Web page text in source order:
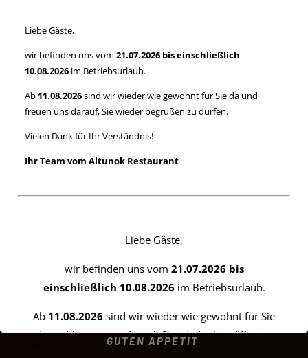
Impressum
Allgemeinen
Geschäftsbedingungen
Datenschutzerklärung
Plattform der EU-Kommission zur Online-Streitbeilegung
Mit 11:00 – 22:00
Son 13:00 – 22:00
GUTEN APPETIT
Liebe Gäste,
wir befinden uns vom 21.07.2026 bis einschließlich
10.08.2026 im Betriebsurlaub.
Ab 11.08.2026sind wir wieder wie gewohnt für Sie da und
freuen uns darauf, Sie wieder begrüßen zu dürfen.
Vielen Dank für Ihr Verständnis!
Ihr Team vom Altunok Restaurant
Liebe Gäste,
wir befinden uns vom 21.07.2026 bis
einschließlich 10.08.2026 im Betriebsurlaub.
Ab 11.08.2026 sind wir wieder wie gewohnt für Sie
da und freuen uns darauf, Sie wieder begrüßen zu